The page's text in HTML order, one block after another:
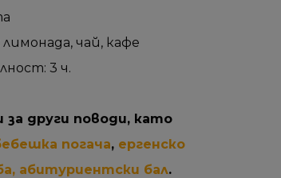
чай, кафе
3 ч.
други поводи, като
погача, ергенско
абитуриентски бал.